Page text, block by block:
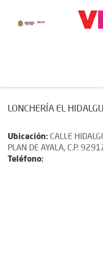
LONCHERÍA EL
Ubicación: CALLE
PLAN DE AYALA, C.P.
Teléfono: